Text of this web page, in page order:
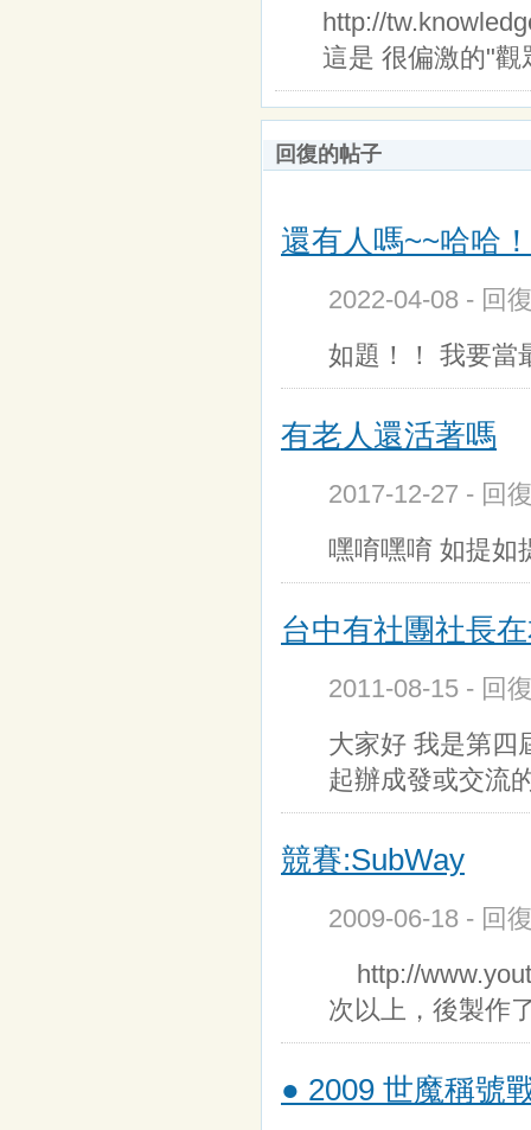
http://
這是 很偏激的"觀
回復的帖子
還有人嗎~~哈哈！
2022-04-08 - 回
如題！！ 我要當
有老人還活著嗎
2017-12-27 - 回
嘿唷嘿唷 如提如
台中有社團社長
2011-08-15 - 回
大家好 我是第四
起辦成發或交流
競賽:SubWay
2009-06-18 - 回
http://
次以上，後製作
● 2009 世魔稱號